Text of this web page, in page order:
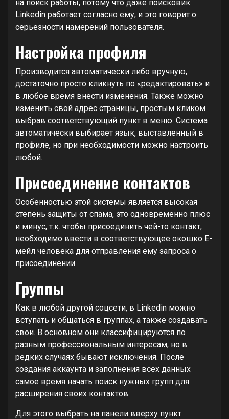
на поиск работы, потому что даже поисковик
Linkedin работает согласно ему, и это говорит о
серьезности намерений пользователя.
Настройка профиля
Производится автоматически либо вручную,
достаточно просто кликнуть по «редактировать» и
в любое время внести изменения. Также можно
изменить свой адрес страницы, простым кликом
выбрав соответствующий пункт в меню. Система
автоматически выбирает язык, выставленный в
профиле, но при необходимости можно настроить
любой.
Присоединение контактов
Особенностью этой системы является высокая
степень защиты от спама, это одновременно плюс
и минус, т.к. чтобы присоединить чей-то контакт,
необходимо ввести в соответствующее окошко Е-
мейл человека для отправления ему запроса о
присоединении.
Группы
Как в любой другой соцсети, в Linkedin можно
вступать и общаться в группах, а также создавать
свои. В основном они классифицируются по
разным профессиональным интересам, но в
редких случаях бывают исключения. После
создания аккаунта и заполнения всех данных
самое время начать поиск нужных групп для
расширения своих контактов.
Для этого выбрать на панели вверху пункт